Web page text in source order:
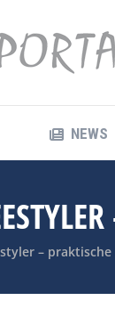
NEWS
–
NEWS